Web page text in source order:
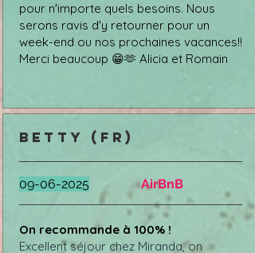
pour n'importe quels besoins. Nous
serons ravis d'y retourner pour un
week-end ou nos prochaines vacances!!
Merci beaucoup 😁🫶 Alicia et Romain
betty (FR)
09-06-2025 AirBnB
On recommande à 100% !
Excellent séjour chez Miranda, on